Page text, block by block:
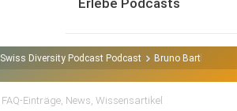
Erlebe Podcasts
Swiss Diversity Podcast Podcast Bruno Barth